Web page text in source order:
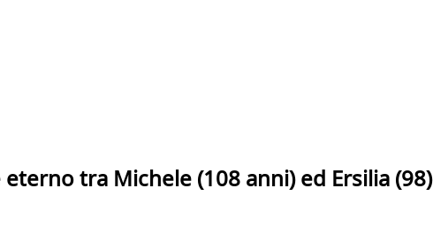
tra Michele (108 anni) ed Ersilia (98)